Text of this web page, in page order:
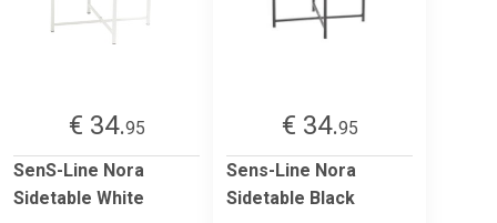
€ 34.95
SenS-Line Nora
Sidetable White
€ 34.95
Sens-Line Nora
Sidetable Black